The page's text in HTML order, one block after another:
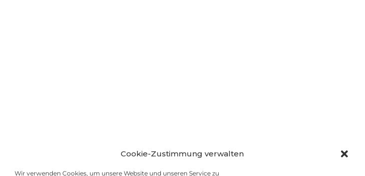
Cookie-Zustimmung verwalten
Wir verwenden Cookies, um unsere Website und unseren Service zu